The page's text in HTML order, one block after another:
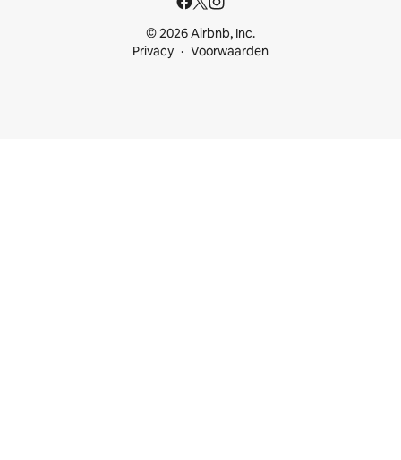
© 2026 Airbnb, Inc.
Privacy
Voorwaarden